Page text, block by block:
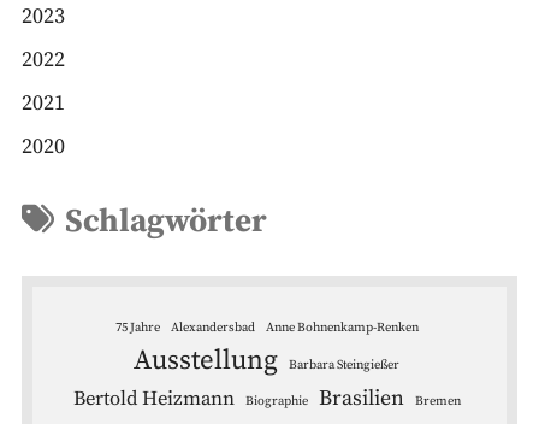
2023
2022
2021
2020
Schlagwörter
75 Jahre Alexandersbad Anne Bohnenkamp-Renken
Ausstellung Barbara Steingießer
Bertold Heizmann Biographie Brasilien Bremen